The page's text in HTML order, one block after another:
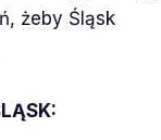
żeby Śląsk